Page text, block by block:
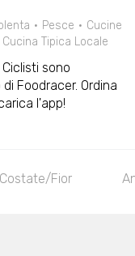
Pesce
Cucine
Cucina Tipica Locale
sono
Foodracer. Ordina
l'app!
Fior